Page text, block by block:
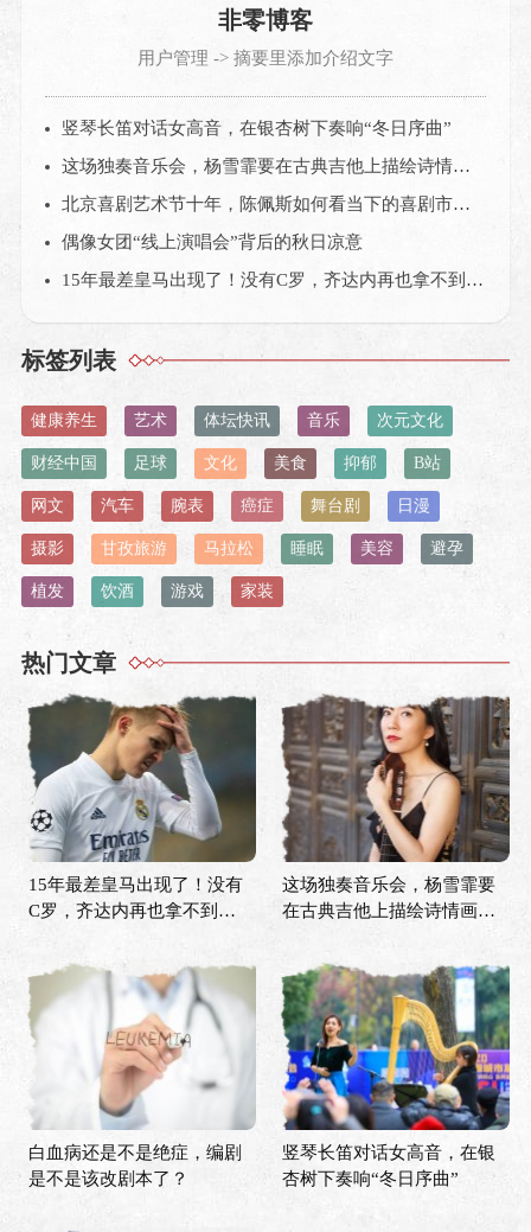
非零博客
用户管理 -> 摘要里添加介绍文字
竖琴长笛对话女高音，在银杏树下奏响“冬日序曲”
这场独奏音乐会，杨雪霏要在古典吉他上描绘诗情画意的中国
北京喜剧艺术节十年，陈佩斯如何看当下的喜剧市场？
偶像女团“线上演唱会”背后的秋日凉意
15年最差皇马出现了！没有C罗，齐达内再也拿不到欧冠？
标签列表
健康养生 艺术 体坛快讯 音乐 次元文化
财经中国 足球 文化 美食 抑郁 B站
网文 汽车 腕表 癌症 舞台剧 日漫
摄影 甘孜旅游 马拉松 睡眠 美容 避孕
植发 饮酒 游戏 家装
热门文章
15年最差皇马出现了！没有
C罗，齐达内再也拿不到欧
这场独奏音乐会，杨雪霏要
在古典吉他上描绘诗情画意
白血病还是不是绝症，编剧
是不是该改剧本了？
竖琴长笛对话女高音，在银
杏树下奏响“冬日序曲”